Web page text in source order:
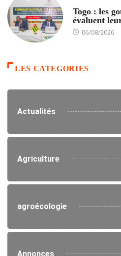
Togo : les
évaluent
06/08/2026
LES CATEGORIES
Actualités
Agriculture
agroécologie
Annonces